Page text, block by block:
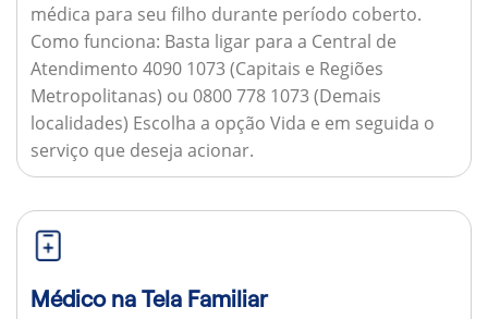
médica para seu filho durante período coberto.
Como funciona: Basta ligar para a Central de
Atendimento 4090 1073 (Capitais e Regiões
Metropolitanas) ou 0800 778 1073 (Demais
localidades) Escolha a opção Vida e em seguida o
serviço que deseja acionar.
Médico na Tela Familiar